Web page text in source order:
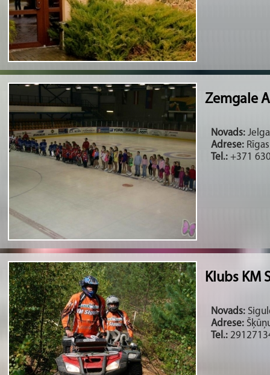
Zemgale
Novads:
Adrese:
Tel.: +371
Klubs KM
Novads:
Adrese:
Tel.: